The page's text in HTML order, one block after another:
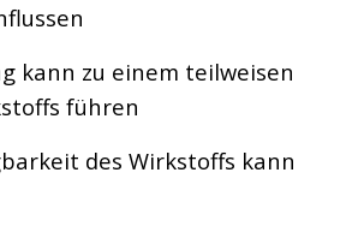
kann zu einem teilweisen
führen
des Wirkstoffs kann